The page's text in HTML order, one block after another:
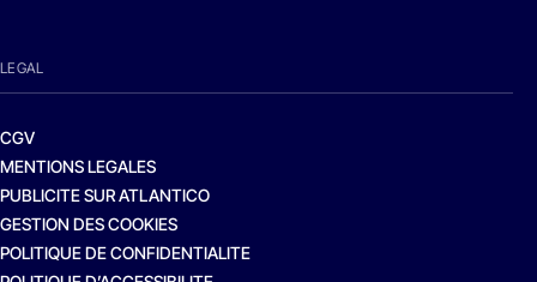
LEGAL
CGV
MENTIONS LEGALES
PUBLICITE SUR ATLANTICO
GESTION DES COOKIES
POLITIQUE DE CONFIDENTIALITE